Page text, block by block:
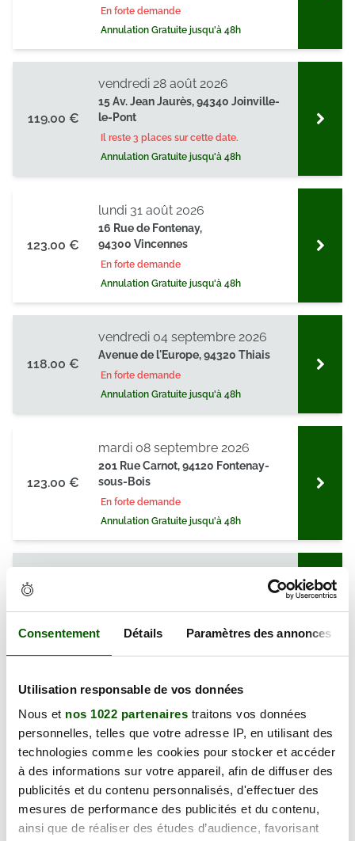
Consentement Détails Paramètres des annonces
Utilisation responsable de vos données
Nous et nos 1022 partenaires traitons vos données
personnelles, telles que votre adresse IP, en utilisant des
technologies comme les cookies pour stocker et accéder
à des informations sur votre appareil, afin de diffuser des
publicités et du contenu personnalisés, d'effectuer des
mesures de performance des publicités et du contenu,
ainsi que de réaliser des études d’audience, favorisant
En forte demande
Annulation Gratuite jusqu'à 48h
119.00 €
15 Av. Jean Jaurès, 94340 Joinville-
le-Pont
Il reste 3 places sur cette date.
Annulation Gratuite jusqu'à 48h
vendredi 28 août 2026
123.00 €
16 Rue de Fontenay,
94300 Vincennes
En forte demande
Annulation Gratuite jusqu'à 48h
lundi 31 août 2026
118.00 €
Avenue de l'Europe, 94320 Thiais
En forte demande
Annulation Gratuite jusqu'à 48h
vendredi 04 septembre 2026
123.00 €
201 Rue Carnot, 94120 Fontenay-
sous-Bois
En forte demande
Annulation Gratuite jusqu'à 48h
mardi 08 septembre 2026
111.00 €
15 Av. Jean Jaurès, 94340 Joinville-
En forte demande
118.00 €
Avenue de l'Europe, 94320 Thiais
En forte demande
Annulation Gratuite jusqu'à 48h
vendredi 11 septembre 2026
Avenue de l'Europe, 94320 Thiais
vendredi 11 septembre 2026